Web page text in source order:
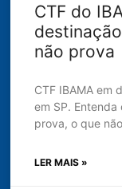
CTF do
não prova
CTF IBAMA em
em SP.
prova, o que
LER MAIS »